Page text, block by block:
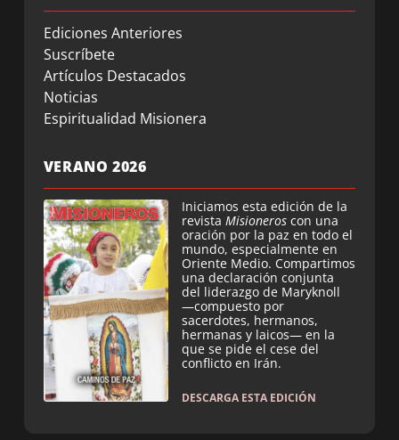
Ediciones Anteriores
Suscríbete
Artículos Destacados
Noticias
Espiritualidad Misionera
VERANO 2026
Iniciamos esta edición de la
revista Misioneros con una
oración por la paz en todo el
mundo, especialmente en
Oriente Medio. Compartimos
una declaración conjunta
del liderazgo de Maryknoll
—compuesto por
sacerdotes, hermanos,
hermanas y laicos— en la
que se pide el cese del
conflicto en Irán.
DESCARGA ESTA EDICIÓN